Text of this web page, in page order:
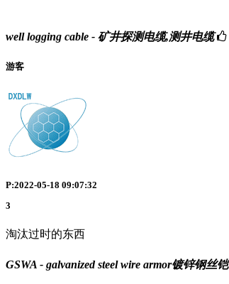
well logging cable - 矿井探测电缆,测井电缆
游客
P:2022-05-18 09:07:32
3
淘汰过时的东西
GSWA - galvanized steel wire armor镀锌钢丝